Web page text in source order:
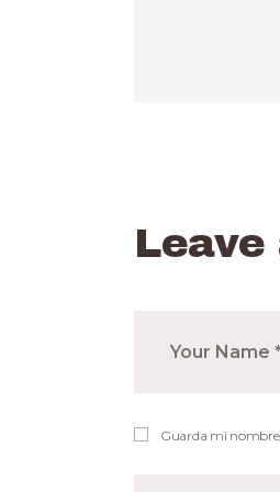
Guarda mi